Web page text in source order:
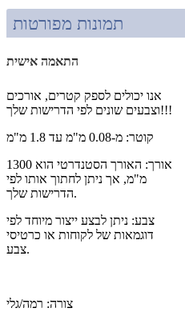
תמונות מפורטות
התאמה אישית
אנו יכולים לספק קטרים, אורכים
וצבעים שונים לפי הדרישות שלך!!!
קוטר: מ-0.08 מ"מ עד 1.8 מ"מ
אורך: האורך הסטנדרטי הוא 1300
מ"מ, אך ניתן לחתוך אותו לפי
הדרישות שלך.
צבע: ניתן לבצע ייצור מיוחד לפי
דוגמאות של לקוחות או כרטיסי
צבע.
צורה: רמה/גלי